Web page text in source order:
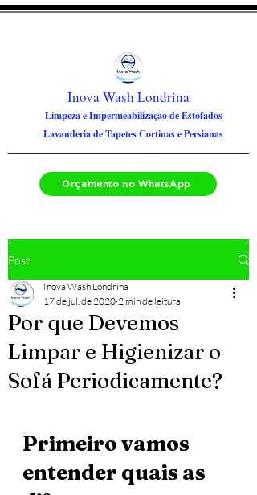
Inova Wash Londrina
Limpeza e Impermeabilização de Estofados
Lavanderia de Tapetes Cortinas e Persianas
Orçamento no WhatsApp
Post
Por que Devemos
Limpar e Higienizar o
Sofá Periodicamente?
Inova Wash Londrina
17 de jul. de 2020 2 min de leitura
Primeiro vamos
entender quais as